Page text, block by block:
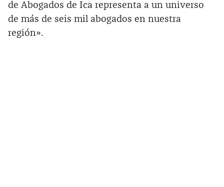
de Abogados de Ica representa a un universo
de más de seis mil abogados en nuestra
región».